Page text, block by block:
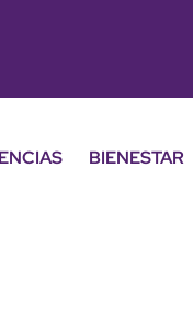
BIENESTAR